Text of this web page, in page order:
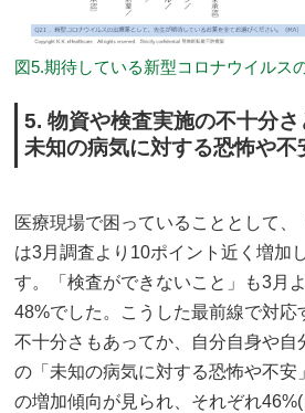
図5.期待している新型コロナウイルス
5. 物資や検査実施の不十分
未知の病気に対する恐怖や不
医療現場で困っていることとして、
は3月調査より10ポイント近く増加
す。「検査ができないこと」も3月
48%でした。こうした最前線で対応
不十分さもあってか、自分自身や自
の「未知の病気に対する恐怖や不安
の増加傾向が見られ、それぞれ